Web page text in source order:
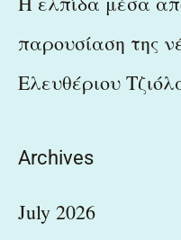
παρουσίαση της
Ελευθέριου
Archives
July 2026